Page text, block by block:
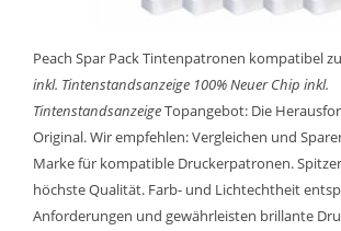
Peach Spar Pack Tintenpatronen kompatibel zu
inkl. Tintenstandsanzeige 100% Neuer Chip inkl.
TintenstandsanzeigeTopangebot: Die
Original. Wir empfehlen: Vergleichen und
Marke für kompatible Druckerpatronen.
höchste Qualität. Farb- und Lichtechtheit
Anforderungen und gewährleisten brillante